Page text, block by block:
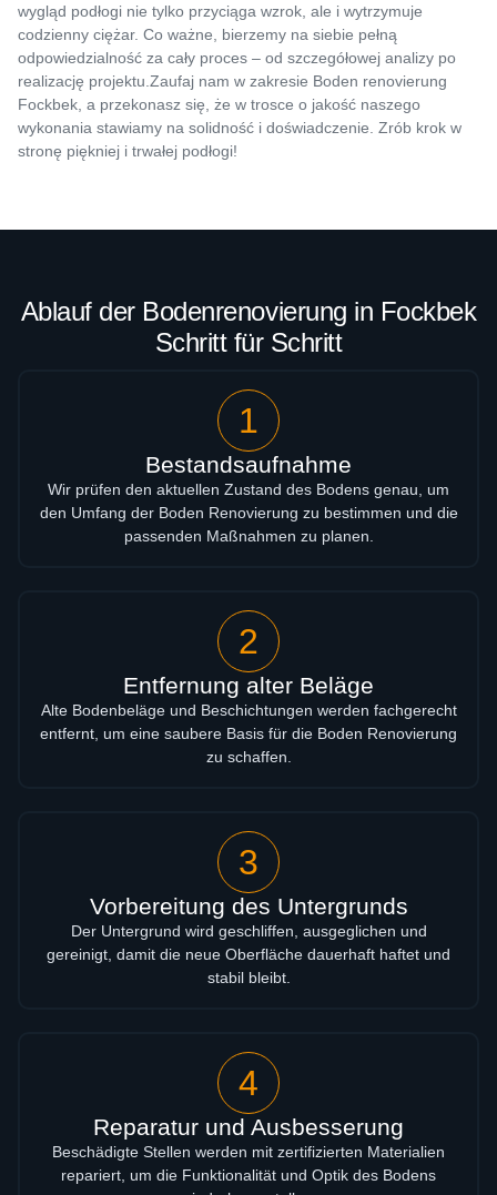
wygląd podłogi nie tylko przyciąga wzrok, ale i wytrzymuje
codzienny ciężar. Co ważne, bierzemy na siebie pełną
odpowiedzialność za cały proces – od szczegółowej analizy po
realizację projektu.Zaufaj nam w zakresie Boden renovierung
Fockbek, a przekonasz się, że w trosce o jakość naszego
wykonania stawiamy na solidność i doświadczenie. Zrób krok w
stronę piękniej i trwałej podłogi!
Ablauf der Bodenrenovierung in Fockbek
Schritt für Schritt
1
Bestandsaufnahme
Wir prüfen den aktuellen Zustand des Bodens genau, um
den Umfang der Boden Renovierung zu bestimmen und die
passenden Maßnahmen zu planen.
2
Entfernung alter Beläge
Alte Bodenbeläge und Beschichtungen werden fachgerecht
entfernt, um eine saubere Basis für die Boden Renovierung
zu schaffen.
3
Vorbereitung des Untergrunds
Der Untergrund wird geschliffen, ausgeglichen und
gereinigt, damit die neue Oberfläche dauerhaft haftet und
stabil bleibt.
4
Reparatur und Ausbesserung
Beschädigte Stellen werden mit zertifizierten Materialien
repariert, um die Funktionalität und Optik des Bodens